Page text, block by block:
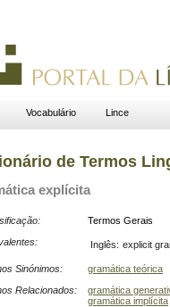
Vocabulário Lince
de Termos
explícita
Termos Gerais
Inglês: explicit
Sinónimos:
gramática teórica
Relacionados:
gramática
gramática implícita